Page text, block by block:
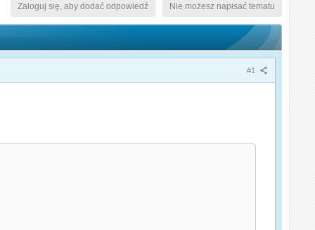
Nie możesz napisać tematu
Zaloguj się, aby dodać odpowiedź
#1